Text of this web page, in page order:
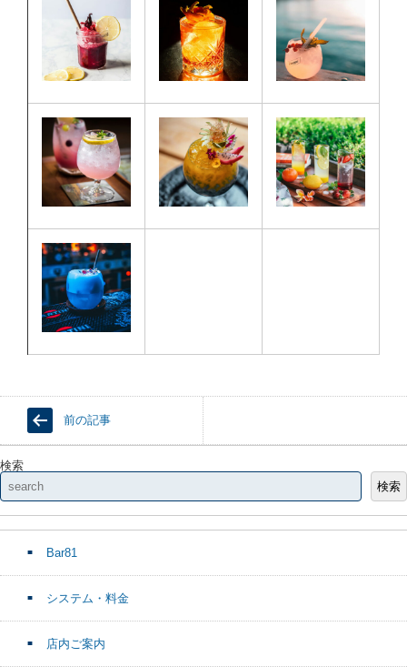
前の記事
検索
検索
Bar81
システム・料金
店内ご案内